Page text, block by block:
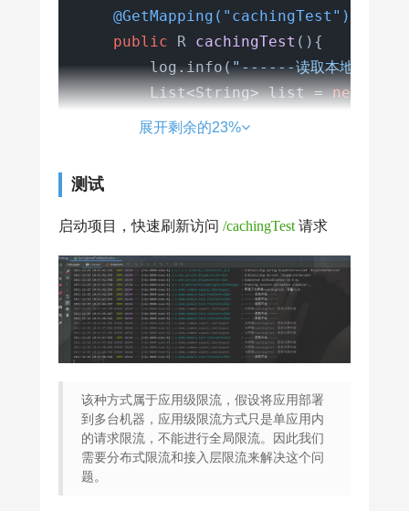
return pjp.proceed();
    }
@GetMapping("cachingTest")
public R cachingTest () {
        log.info(
"------读取本地
        List<String> list =
new
        list.add(
"蜡笔小新"
return R.ok(list);
展开剩余的23%
测试
启动项目，快速刷新访问 /cachingTest 请求
该种方式属于应用级限流，假设将应用部署
到多台机器，应用级限流方式只是单应用内
的请求限流，不能进行全局限流。因此我们
需要分布式限流和接入层限流来解决这个问
题。